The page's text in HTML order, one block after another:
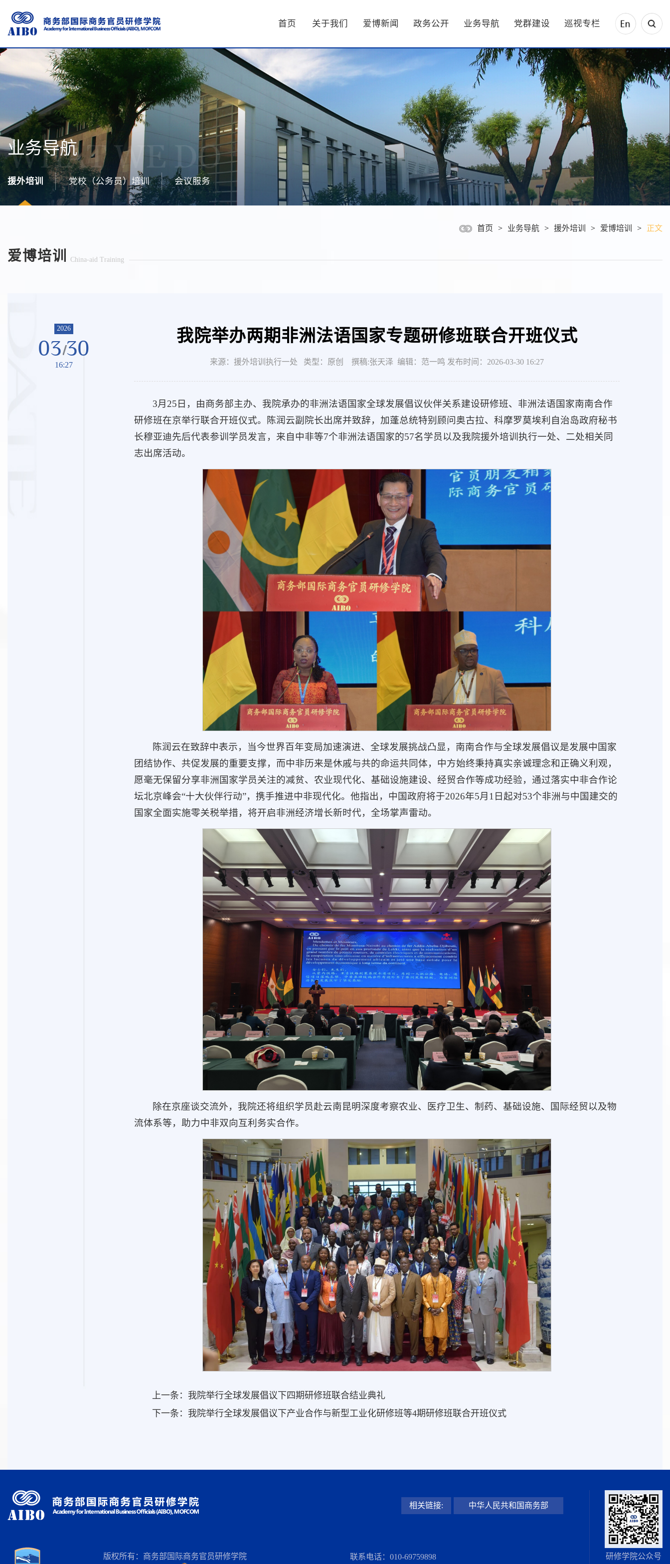
首页 关于我们 爱博新闻 政务公开 业务导航 党群建设 巡视专栏
业务导航
援外培训 党校（公务员）培训 会议服务
首页 > 业务导航 > 援外培训 > 爱博培训 > 正文
爱博培训 China-aid Training
2026
03 30
16:27
我院举办两期非洲法语国家专题研修班联合开班仪式
来源：援外培训执行一处 类型：原创 撰稿:张天泽 编辑：范一鸣 发布时间：2026-03-30 16:27
3月25日，由商务部主办、我院承办的非洲法语国家全球发展倡议伙伴关系建设研修班、非洲法语国家南南合作
研修班在京举行联合开班仪式。陈润云副院长出席并致辞，加蓬总统特别顾问奥古拉、科摩罗莫埃利自治岛政府秘书
长穆亚迪先后代表参训学员发言，来自中非等7个非洲法语国家的57名学员以及我院援外培训执行一处、二处相关同
志出席活动。
陈润云在致辞中表示，当今世界百年变局加速演进、全球发展挑战凸显，南南合作与全球发展倡议是发展中国家
团结协作、共促发展的重要支撑，而中非历来是休戚与共的命运共同体，中方始终秉持真实亲诚理念和正确义利观，
愿毫无保留分享非洲国家学员关注的减贫、农业现代化、基础设施建设、经贸合作等成功经验，通过落实中非合作论
坛北京峰会“十大伙伴行动”，携手推进中非现代化。他指出，中国政府将于2026年5月1日起对53个非洲与中国建交的
国家全面实施零关税举措，将开启非洲经济增长新时代，全场掌声雷动。
除在京座谈交流外，我院还将组织学员赴云南昆明深度考察农业、医疗卫生、制药、基础设施、国际经贸以及物
流体系等，助力中非双向互利务实合作。
上一条： 我院举行全球发展倡议下四期研修班联合结业典礼
下一条： 我院举行全球发展倡议下产业合作与新型工业化研修班等4期研修班联合开班仪式
相关链接: 中华人民共和国商务部
版权所有：商务部国际商务官员研修学院 联系电话：010-69759898 研修学院公众号